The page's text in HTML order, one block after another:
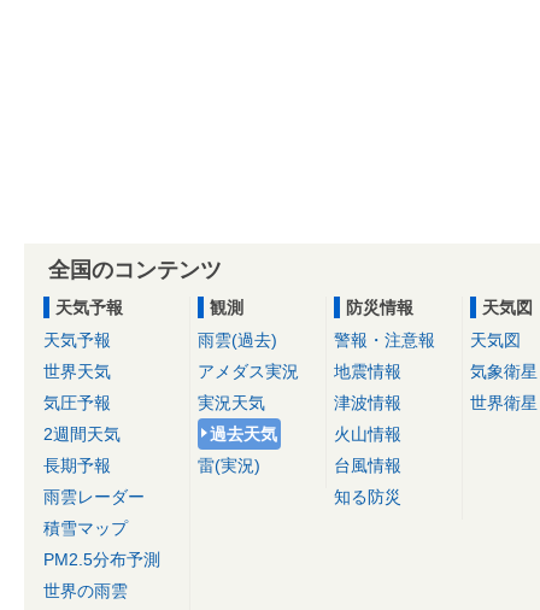
全国のコンテンツ
天気予報
天気予報
世界天気
気圧予報
2週間天気
長期予報
雨雲レーダー
積雪マップ
PM2.5分布予測
世界の雨雲
観測
雨雲(過去)
アメダス実況
実況天気
過去天気
雷(実況)
防災情報
警報・注意報
地震情報
津波情報
火山情報
台風情報
知る防災
天気図
天気図
気象衛星
世界衛星